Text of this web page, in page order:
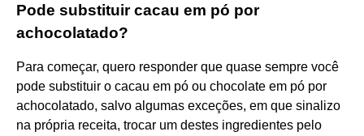
Pode substituir cacau em pó por
achocolatado?
Para começar, quero responder que quase sempre você
pode substituir o cacau em pó ou chocolate em pó por
achocolatado, salvo algumas exceções, em que sinalizo
na própria receita, trocar um destes ingredientes pelo